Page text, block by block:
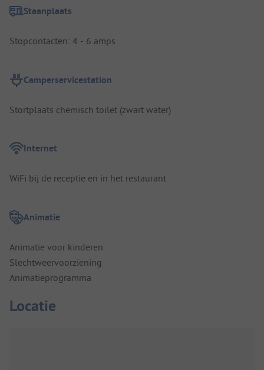
Staanplaats
Stopcontacten: 4 - 6 amps
Camperservicestation
Stortplaats chemisch toilet (zwart water)
Internet
WiFi bij de receptie en in het restaurant
Animatie
Animatie voor kinderen
Slechtweervoorziening
Animatieprogramma
Locatie